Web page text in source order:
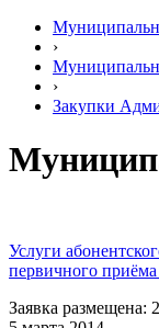
›
›
Закупки
Услуги
первичного
Заявка размещена: